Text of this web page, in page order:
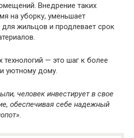
Внедрение таких
на уборку, уменьшает
жильцов и продлевает срок
— это шаг к более
уютному дому.
человек инвестирует в свое
обеспечивая себе надежный